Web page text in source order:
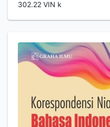
302.22 VIN k